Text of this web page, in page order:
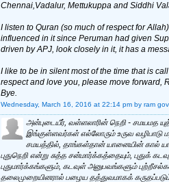
Chennai,Vadalur, Mettukuppa and Siddhi
I listen to Quran (so much of respect for
influenced in it since Peruman had given
driven by APJ, look closely in it, it has a
I like to be in silent most of the time that is
respect and love you, please move forward,
Bye.
Wednesday, March 16, 2016 at 22:14 pm by ram
அன்புடையீர், வள்ளலாரின் நெறி - சமயமத
இங்குள்ளவர்கள் எல்லோரும் உருவ
சமயத்தில், தாங்கள்தான் யானையின் கால்
புதுநெறி என்று சுத்த சன்மார்க்கத்தையும்,
புதுமார்க்கங்களும், கடவுள் அனுபவங்களும்
தலைமுறையினரால் பழைய தத்துவமாகக்